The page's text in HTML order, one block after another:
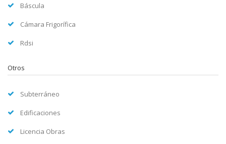
Báscula
Cámara Frigorífica
Rdsi
Otros
Subterráneo
Edificaciones
Licencia Obras